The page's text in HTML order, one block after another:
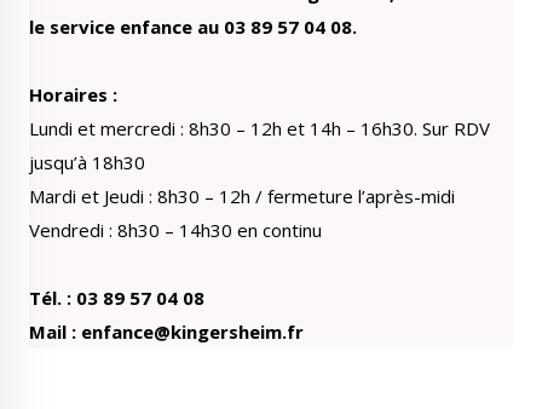
le service enfance au 03 89 57 04 08.
Horaires :
Lundi et mercredi : 8h30 – 12h et 14h – 16h30. Sur RDV
jusqu’à 18h30
Mardi et Jeudi : 8h30 – 12h / fermeture l’après-midi
Vendredi : 8h30 – 14h30 en continu
Tél. : 03 89 57 04 08
Mail : enfance@kingersheim.fr